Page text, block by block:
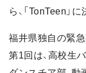
ら、「TonTeen」に
福井県独自の緊
第1回は、高校生